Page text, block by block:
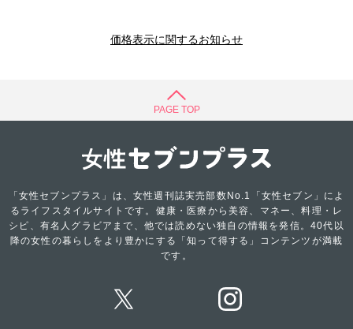
価格表示に関するお知らせ
PAGE TOP
「女性セブンプラス」は、女性週刊誌実売部数No.1「女性セブン」によ
るライフスタイルサイトです。健康・医療から美容、マネー、料理・レ
シピ、有名人グラビアまで、他では読めない独自の情報を発信。40代以
降の女性の暮らしをより豊かにする「知って得する」コンテンツが満載
です。